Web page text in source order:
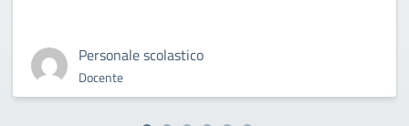
Personale scolastico
Docente